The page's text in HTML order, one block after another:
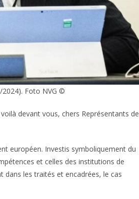
Foto NVG ©
devant vous, chers Représentants de
européen. Investis symboliquement du
et celles des institutions de
dans les traités et encadrées, le cas